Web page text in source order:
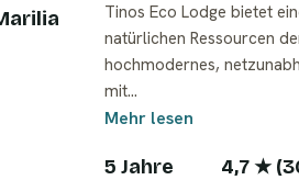
Tinos Eco Lodge bietet
natürlichen Ressourcen
hochmodernes,
mit…
Mehr lesen
5 Jahre 4,7★ (